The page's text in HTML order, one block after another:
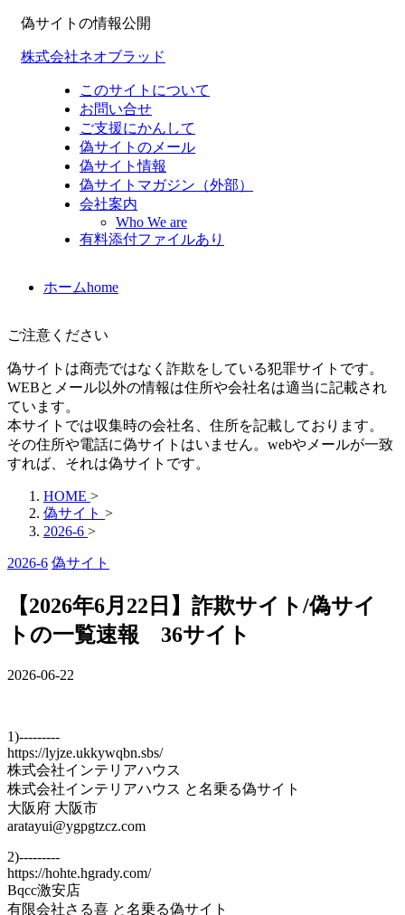
偽サイトの情報公開
株式会社ネオブラッド
このサイトについて
お問い合せ
ご支援にかんして
偽サイトのメール
偽サイト情報
偽サイトマガジン（外部）
会社案内
Who We are
有料添付ファイルあり
ホームhome
ご注意ください
偽サイトは商売ではなく詐欺をしている犯罪サイトです。
WEBとメール以外の情報は住所や会社名は適当に記載され
ています。
本サイトでは収集時の会社名、住所を記載しております。
その住所や電話に偽サイトはいません。webやメールが一致
すれば、それは偽サイトです。
HOME >
偽サイト >
2026-6 >
2026-6 偽サイト
【2026年6月22日】詐欺サイト/偽サイ
トの一覧速報 36サイト
2026-06-22
1)---------
https://lyjze.ukkywqbn.sbs/
株式会社インテリアハウス
株式会社インテリアハウス と名乗る偽サイト
大阪府 大阪市
aratayui@ygpgtzcz.com
2)---------
https://hohte.hgrady.com/
Bqcc激安店
有限会社さる喜 と名乗る偽サイト